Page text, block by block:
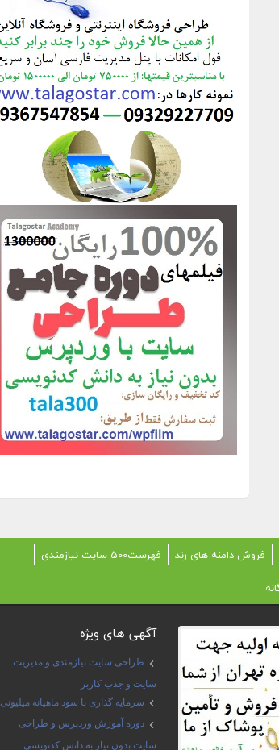
فروش دامنه های رند
فهرست500 سایت نیازمندی
آگهی های ویژه
طراحی سایت نیازمندی و مدیریت
سایت و جذب کاربر
سرمایه گذاری با سود ماهیانه میلیونی
دوره آموزش وردپرس و طراحی
سایت بدون نیاز به دانش کدنویسی